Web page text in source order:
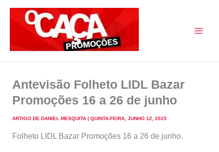
Antevisão Folheto LIDL Bazar
Promoções 16 a 26 de junho
ARTIGO DE DANIEL MESQUITA | QUINTA-FEIRA, JUNHO 12, 2025
Folheto LIDL Bazar Promoções 16 a 26 de junho.